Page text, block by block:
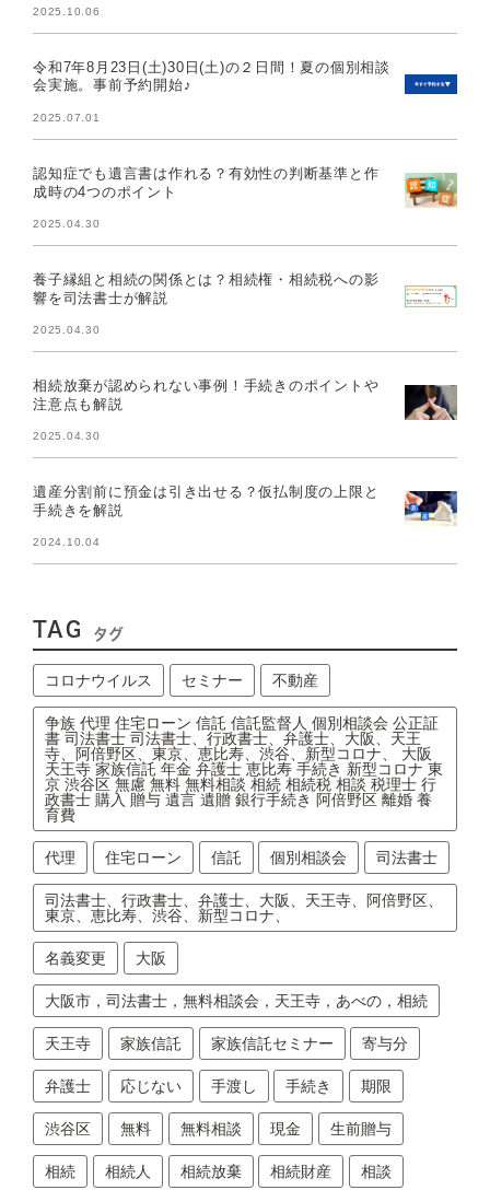
2025.10.06
令和7年8月23日(土)30日(土)の２日間！夏の個別相談
会実施。事前予約開始♪
2025.07.01
認知症でも遺言書は作れる？有効性の判断基準と作
成時の4つのポイント
2025.04.30
養子縁組と相続の関係とは？相続権・相続税への影
響を司法書士が解説
2025.04.30
相続放棄が認められない事例！手続きのポイントや
注意点も解説
2025.04.30
遺産分割前に預金は引き出せる？仮払制度の上限と
手続きを解説
2024.10.04
TAG タグ
コロナウイルス セミナー 不動産
争族 代理 住宅ローン 信託 信託監督人 個別相談会 公正証
書 司法書士 司法書士、行政書士、弁護士、大阪、天王
寺、阿倍野区、東京、恵比寿、渋谷、新型コロナ、 大阪
天王寺 家族信託 年金 弁護士 恵比寿 手続き 新型コロナ 東
京 渋谷区 無慮 無料 無料相談 相続 相続税 相談 税理士 行
政書士 購入 贈与 遺言 遺贈 銀行手続き 阿倍野区 離婚 養
育費
代理 住宅ローン 信託 個別相談会 司法書士
司法書士、行政書士、弁護士、大阪、天王寺、阿倍野区、
東京、恵比寿、渋谷、新型コロナ、
名義変更 大阪
大阪市，司法書士，無料相談会，天王寺，あべの，相続
天王寺 家族信託 家族信託セミナー 寄与分
弁護士 応じない 手渡し 手続き 期限
渋谷区 無料 無料相談 現金 生前贈与
相続 相続人 相続放棄 相続財産 相談